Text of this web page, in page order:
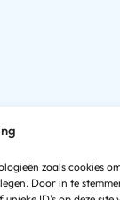
zoals cookies
Door in te